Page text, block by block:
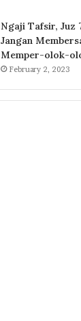
Ngaji Tafsir, Juz
Jangan
Memper-olok-
February 2, 2023